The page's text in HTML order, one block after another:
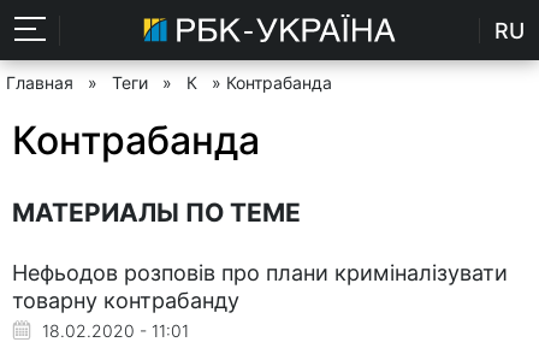
RU
Главная » Теги » К » Контрабанда
Контрабанда
МАТЕРИАЛЫ ПО ТЕМЕ
Нефьодов розповів про плани криміналізувати
товарну контрабанду
18.02.2020 - 11:01